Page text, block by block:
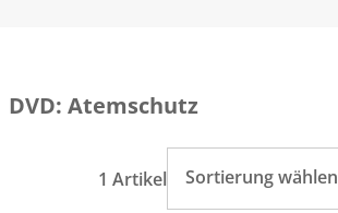
DVD: Atemschutz
1 Artikel Sortierung wählen